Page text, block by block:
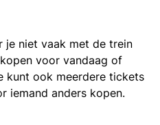
je niet vaak met de trein
voor vandaag of
kunt ook meerdere tickets
iemand anders kopen.